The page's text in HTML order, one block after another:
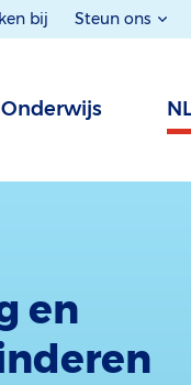
bij Steun ons
Onderwijs
en